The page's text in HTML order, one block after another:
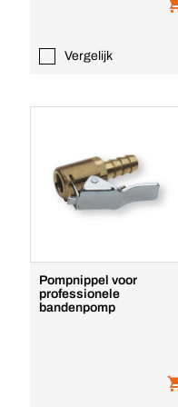
Vergelijk
Pompnippel voor
professionele
bandenpomp